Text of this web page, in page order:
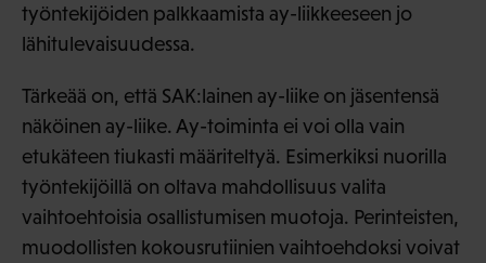
työntekijöiden palkkaamista ay-liikkeeseen jo
lähitulevaisuudessa.
Tärkeää on, että SAK:lainen ay-liike on jäsentensä
näköinen ay-liike. Ay-toiminta ei voi olla vain
etukäteen tiukasti määriteltyä. Esimerkiksi nuorilla
työntekijöillä on oltava mahdollisuus valita
vaihtoehtoisia osallistumisen muotoja. Perinteisten,
muodollisten kokousrutiinien vaihtoehdoksi voivat